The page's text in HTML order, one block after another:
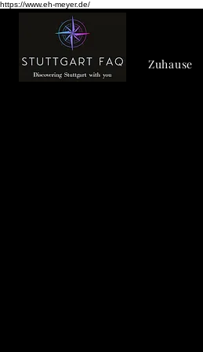
https://www.eh-meyer.de/
Zuhause